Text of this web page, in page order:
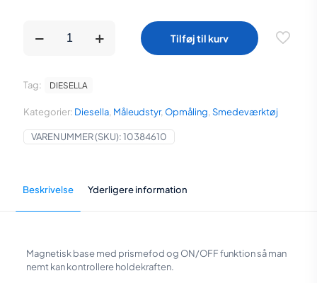
Magnet
kg
med
M5
gevind
On/off
magnet
Tilføj til kurv
VARENUMMER (SKU):10384610
Kategorier: Diesella, Måleudstyr, Opmåling, Smedeværktøj
Tag: DIESELLA
Beskrivelse Yderligere information
Magnetisk base med prismefod og ON/OFF funktion så man
nemt kan kontrollere holdekraften.